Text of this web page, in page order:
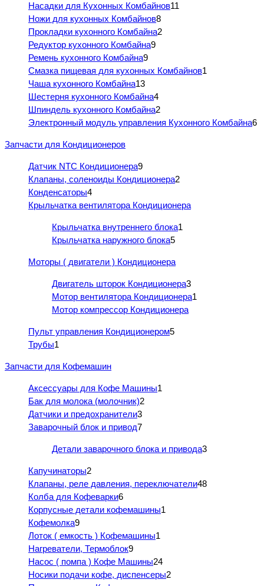
Насадки для Кухонных Комбайнов11
Ножи для кухонных Комбайнов8
Прокладки кухонного Комбайна2
Редуктор кухонного Комбайна9
Ремень кухонного Комбайна9
Смазка пищевая для кухонных Комбайнов1
Чаша кухонного Комбайна13
Шестерня кухонного Комбайна4
Шпиндель кухонного Комбайна2
Электронный модуль управления Кухонного Комбайна6
Запчасти для Кондиционеров
Датчик NTC Кондиционера9
Клапаны, соленоиды Кондиционера2
Конденсаторы4
Крыльчатка вентилятора Кондиционера
Крыльчатка внутреннего блока1
Крыльчатка наружного блока5
Моторы ( двигатели ) Кондиционера
Двигатель шторок Кондиционера3
Мотор вентилятора Кондиционера1
Мотор компрессор Кондиционера
Пульт управления Кондиционером5
Трубы1
Запчасти для Кофемашин
Аксессуары для Кофе Машины1
Бак для молока (молочник)2
Датчики и предохранители3
Заварочный блок и привод7
Детали заварочного блока и привода3
Капучинаторы2
Клапаны, реле давления, переключатели48
Колба для Кофеварки6
Корпусные детали кофемашины1
Кофемолка9
Лоток ( емкость ) Кофемашины1
Нагреватели, Термоблок9
Насос ( помпа ) Кофе Машины24
Носики подачи кофе, диспенсеры2